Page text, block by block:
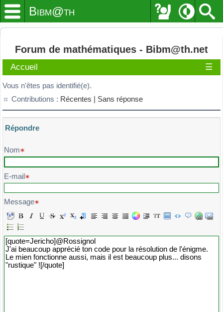
Bibm@th
Forum de mathématiques - Bibm@th.net
Accueil ☰
Vous n'êtes pas identifié(e).
Contributions : Récentes | Sans réponse
Répondre
Veuillez composer votre message et l'envoyer
Nom
E-mail
Message